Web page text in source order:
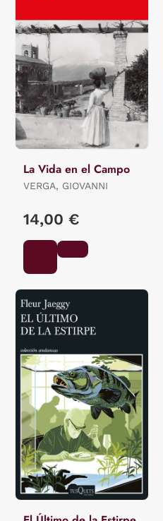
La Vida en el Campo
VERGA, GIOVANNI
14,00 €